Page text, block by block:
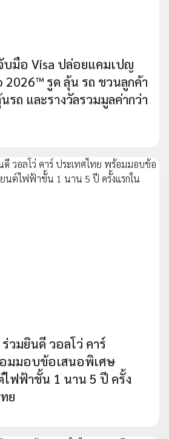
บมือ Visa ปล่อยแคมเปญ
2026™ รูด ลุ้น รถ ชวนลูกค้า
รถ และรางวัลรวมมูลค่ากว่า
วมยินดี วอลโว่ คาร์
มมอบข้อเสนอพิเศษ
ฟฟ้าชั้น 1 นาน 5 ปี ครั้ง
ย